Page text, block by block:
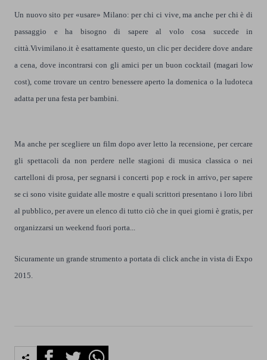
Un nuovo sito per «usare» Milano: per chi ci vive, ma anche per chi è di
passaggio e ha bisogno di sapere al volo cosa succede in
città.Vivimilano.it è esattamente questo, un clic per decidere dove andare
a cena, dove incontrarsi con gli amici per un buon cocktail (magari low
cost), come trovare un centro benessere aperto la domenica o la ludoteca
adatta per una festa per bambini.
Ma anche per scegliere un film dopo aver letto la recensione, per cercare
gli spettacoli da non perdere nelle stagioni di musica classica o nei
cartelloni di prosa, per segnarsi i concerti pop e rock in arrivo, per sapere
se ci sono visite guidate alle mostre e quali scrittori presentano i loro libri
al pubblico, per avere un elenco di tutto ciò che in quei giorni è gratis, per
organizzarsi un weekend fuori porta...
Sicuramente un grande strumento a portata di click anche in vista di Expo
2015.
FacebookTwitterWhatsapp